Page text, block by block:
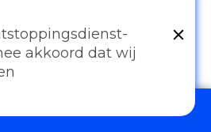
akkoord dat wij